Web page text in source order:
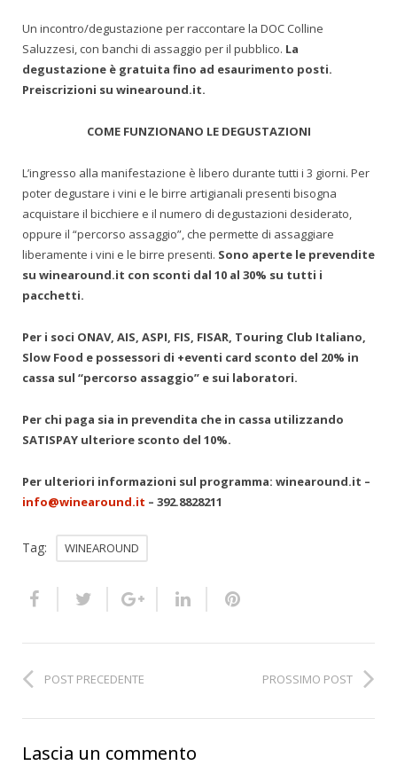
Un incontro/degustazione per raccontare la DOC Colline
Saluzzesi, con banchi di assaggio per il pubblico. La
degustazione è gratuita fino ad esaurimento posti.
Preiscrizioni su winearound.it.
COME FUNZIONANO LE DEGUSTAZIONI
L’ingresso alla manifestazione è libero durante tutti i 3 giorni. Per
poter degustare i vini e le birre artigianali presenti bisogna
acquistare il bicchiere e il numero di degustazioni desiderato,
oppure il “percorso assaggio”, che permette di assaggiare
liberamente i vini e le birre presenti. Sono aperte le prevendite
su winearound.it con sconti dal 10 al 30% su tutti i
pacchetti.
Per i soci ONAV, AIS, ASPI, FIS, FISAR, Touring Club Italiano,
Slow Food e possessori di +eventi card sconto del 20% in
cassa sul “percorso assaggio” e sui laboratori.
Per chi paga sia in prevendita che in cassa utilizzando
SATISPAY ulteriore sconto del 10%.
Per ulteriori informazioni sul programma: winearound.it –
info@winearound.it – 392.8828211
Tag: WINEAROUND
POST PRECEDENTE PROSSIMO POST
Lascia un commento